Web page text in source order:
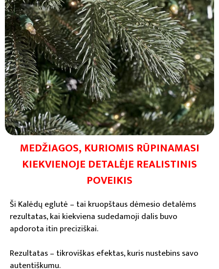
MEDŽIAGOS, KURIOMIS RŪPINAMASI
KIEKVIENOJE DETALĖJE REALISTINIS
POVEIKIS
Ši Kalėdų eglutė – tai kruopštaus dėmesio detalėms
rezultatas, kai kiekviena sudedamoji dalis buvo
apdorota itin preciziškai.
Rezultatas – tikroviškas efektas, kuris nustebins savo
autentiškumu.